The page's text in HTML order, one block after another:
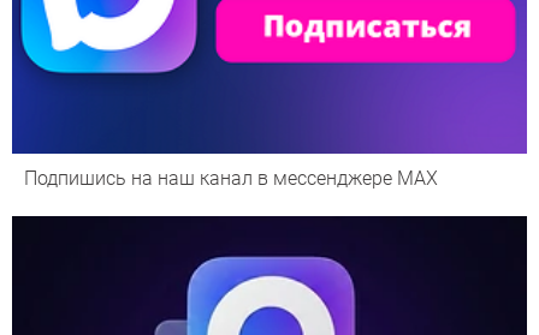
Подпишись на наш канал в мессенджере МАХ